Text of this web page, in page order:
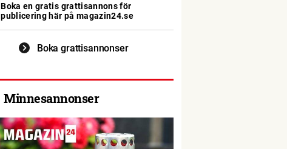
Boka en gratis grattisannons för
publicering här på magazin24.se
Boka grattisannonser
Minnesannonser